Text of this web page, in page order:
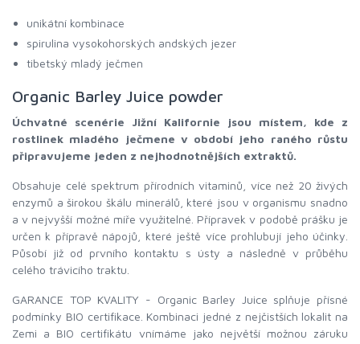
unikátní kombinace
spirulina vysokohorských andských jezer
tibetský mladý ječmen
Organic Barley Juice powder
Úchvatné scenérie Jižní Kalifornie jsou místem, kde z
rostlinek mladého ječmene v období jeho raného růstu
připravujeme jeden z nejhodnotnějších extraktů.
Obsahuje celé spektrum přírodních vitaminů, více než 20 živých
enzymů a širokou škálu minerálů, které jsou v organismu snadno
a v nejvyšší možné míře využitelné. Přípravek v podobě prášku je
určen k přípravě nápojů, které ještě více prohlubují jeho účinky.
Působí již od prvního kontaktu s ústy a následně v průběhu
celého trávicího traktu.
GARANCE TOP KVALITY - Organic Barley Juice splňuje přísné
podmínky BIO certifikace. Kombinaci jedné z nejčistších lokalit na
Zemi a BIO certifikátu vnímáme jako největší možnou záruku